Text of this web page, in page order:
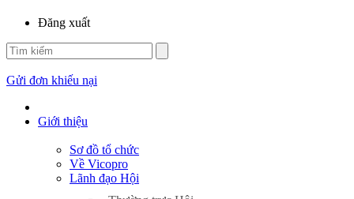
Đăng xuất
Gửi đơn khiếu nại
Giới thiệu
Sơ đồ tổ chức
Về Vicopro
Lãnh đạo Hội